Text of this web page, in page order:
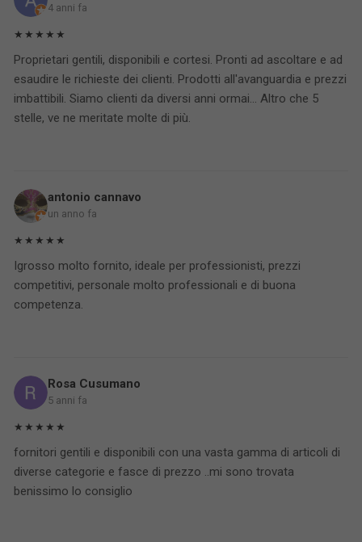
4 anni fa
★★★★★
Proprietari gentili, disponibili e cortesi. Pronti ad ascoltare e ad
esaudire le richieste dei clienti. Prodotti all'avanguardia e prezzi
imbattibili. Siamo clienti da diversi anni ormai... Altro che 5
stelle, ve ne meritate molte di più.
antonio cannavo
un anno fa
★★★★★
Igrosso molto fornito, ideale per professionisti, prezzi
competitivi, personale molto professionali e di buona
competenza.
Rosa Cusumano
5 anni fa
★★★★★
fornitori gentili e disponibili con una vasta gamma di articoli di
diverse categorie e fasce di prezzo ..mi sono trovata
benissimo lo consiglio